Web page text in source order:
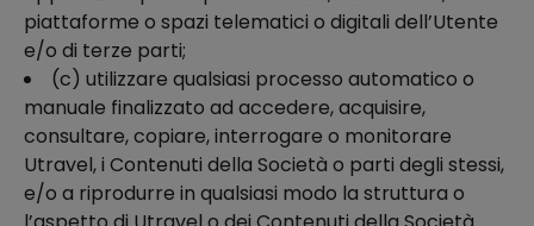
piattaforme o spazi telematici o digitali dell’Utente
e/o di terze parti;
(c) utilizzare qualsiasi processo automatico o
manuale finalizzato ad accedere, acquisire,
consultare, copiare, interrogare o monitorare
Utravel, i Contenuti della Società o parti degli stessi,
e/o a riprodurre in qualsiasi modo la struttura o